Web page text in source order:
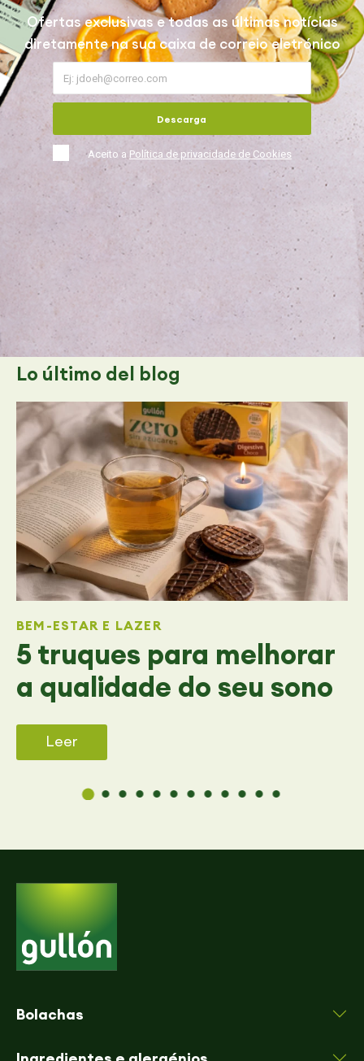
Ofertas exclusivas e todas as últimas notícias
diretamente na sua caixa de correio eletrónico
Aceito a Política de privacidade de Cookies
Descarga
Lo último del blog
5 truques para melhorar
a qualidade do seu sono
BEM-ESTAR E LAZER
Leer
Bolachas